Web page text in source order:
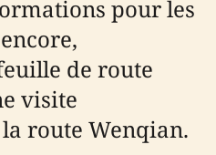
pour les
de route
visite
route Wenqian.